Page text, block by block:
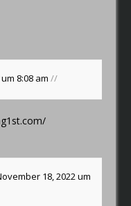
8:08 am//
18, 2022 um